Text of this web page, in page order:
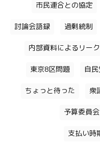
市民連合との協定
討論会語録 過剰統制
内部資料によるリーク
東京8区問題 自
ちょっと待った 衆
予算委員
支払い時